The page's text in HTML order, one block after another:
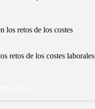
retos de los costes laborales